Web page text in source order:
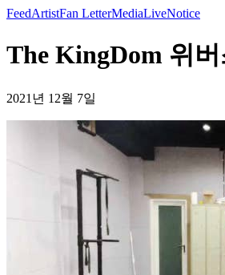
FeedArtistFan LetterMediaLiveNotice
The KingDom 위
2021년 12월 7일